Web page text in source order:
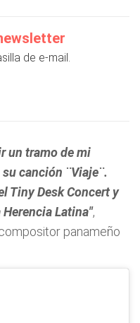
de e-mail.
un tramo de mi
canción ¨Viaje¨.
Tiny Desk Concert y
Latina",
panameño